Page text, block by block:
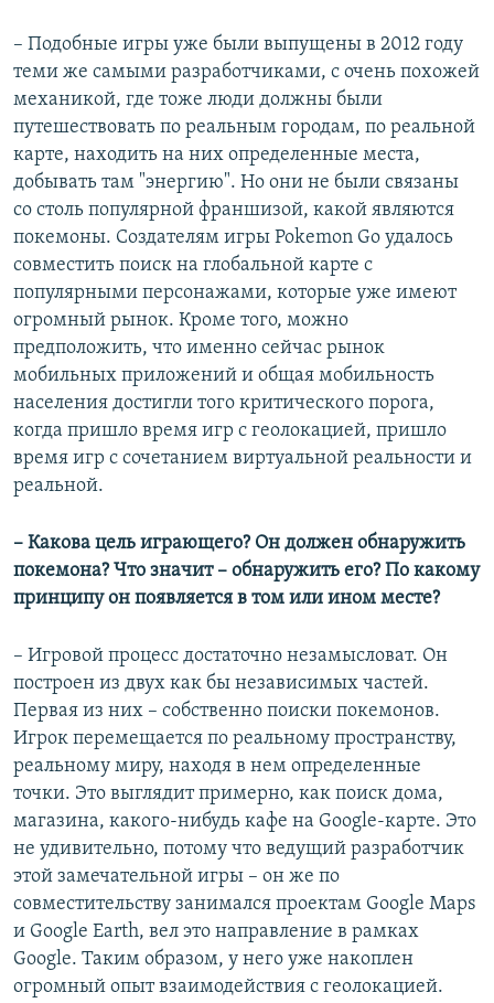
– Подобные игры уже были выпущены в 2012 году
теми же самыми разработчиками, с очень похожей
механикой, где тоже люди должны были
путешествовать по реальным городам, по реальной
карте, находить на них определенные места,
добывать там "энергию". Но они не были связаны
со столь популярной франшизой, какой являются
покемоны. Создателям игры Pokemon Go удалось
совместить поиск на глобальной карте с
популярными персонажами, которые уже имеют
огромный рынок. Кроме того, можно
предположить, что именно сейчас рынок
мобильных приложений и общая мобильность
населения достигли того критического порога,
когда пришло время игр с геолокацией, пришло
время игр с сочетанием виртуальной реальности и
реальной.
– Какова цель играющего? Он должен обнаружить
покемона? Что значит – обнаружить его? По какому
принципу он появляется в том или ином месте?
– Игровой процесс достаточно незамысловат. Он
построен из двух как бы независимых частей.
Первая из них – собственно поиски покемонов.
Игрок перемещается по реальному пространству,
реальному миру, находя в нем определенные
точки. Это выглядит примерно, как поиск дома,
магазина, какого-нибудь кафе на Google-карте. Это
не удивительно, потому что ведущий разработчик
этой замечательной игры – он же по
совместительству занимался проектам Google Maps
и Google Earth, вел это направление в рамках
Google. Таким образом, у него уже накоплен
огромный опыт взаимодействия с геолокацией.